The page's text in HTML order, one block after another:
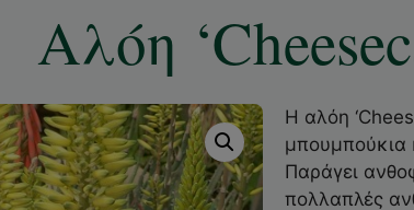
Αλόη
Η αλόη
μπουμπούκια
Παράγει
πολλαπλές